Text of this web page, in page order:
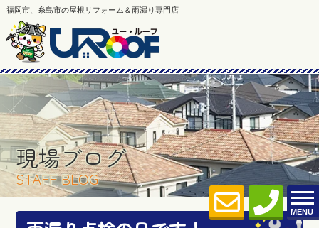
福岡市、糸島市の屋根リフォーム＆雨漏り専門店
MENU
現場ブログ
STAFF BLOG